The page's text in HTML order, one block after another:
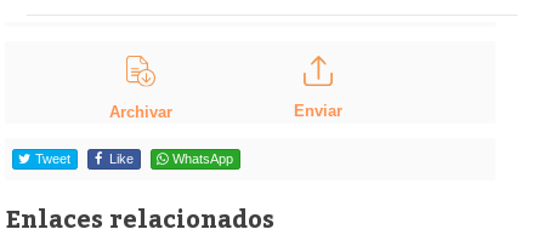
Archivar Enviar
Tweet Like WhatsApp
Enlaces relacionados